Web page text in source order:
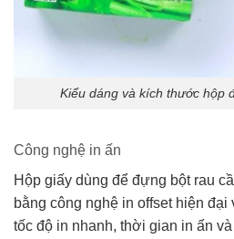
Kiểu dáng và kích thước hộp
Công nghệ in ấn
Hộp giấy dùng để đựng bột rau
bằng công nghệ in offset hiện
tốc độ in nhanh, thời gian in ấn